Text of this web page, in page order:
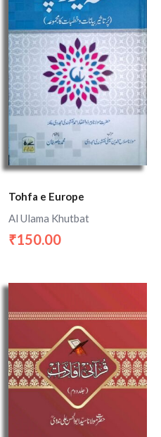
Tohfa e Europe
Al Ulama Khutbat
₹150.00